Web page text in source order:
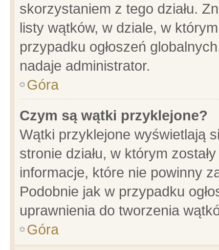
skorzystaniem z tego działu.
listy wątków, w dziale, w
przypadku ogłoszeń
nadaje administrator.
Góra
Czym są wątki przyklejone?
Wątki przyklejone wyświetlają
stronie działu, w którym
informacje, które nie powinny
Podobnie jak w przypadku
uprawnienia do tworzenia
Góra